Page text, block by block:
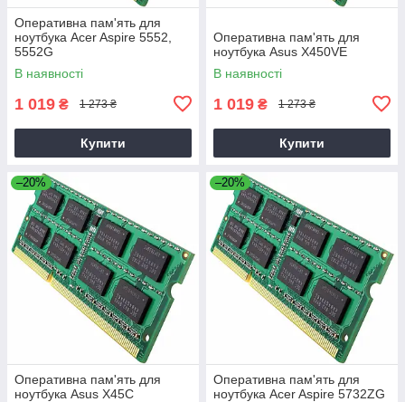
Оперативна пам'ять для
ноутбука Acer Aspire 5552,
5552G
В наявності
1 019 ₴ 1 273 ₴
Купити
Оперативна пам'ять для
ноутбука Asus X450VE
В наявності
1 019 ₴ 1 273 ₴
Купити
–20%
Оперативна пам'ять для
ноутбука Asus X45C
–20%
Оперативна пам'ять для
ноутбука Acer Aspire 5732ZG